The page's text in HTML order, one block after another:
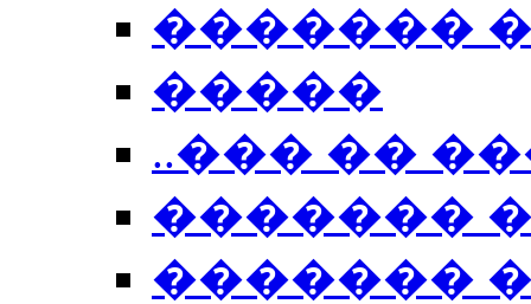
�������
�����
..��� ��
�������
�������